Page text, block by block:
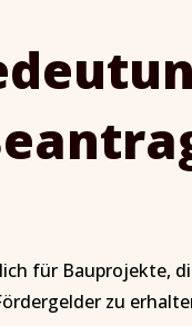
für Bauprojekte,
zu